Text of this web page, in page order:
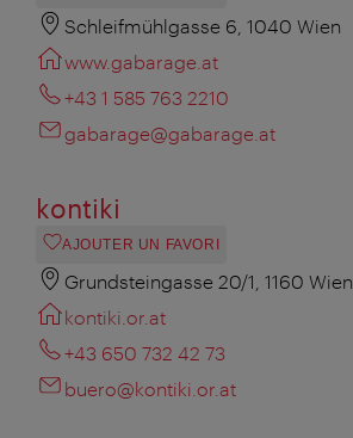
Schleifmühlgasse 6, 1040 Wien
www.gabarage.at
+43 1 585 763 2210
gabarage@gabarage.at
kontiki
AJOUTER UN FAVORI
Grundsteingasse 20/1, 1160 Wien
kontiki.or.at
+43 650 732 42 73
buero@kontiki.or.at